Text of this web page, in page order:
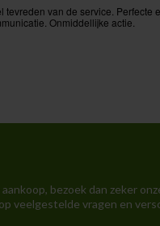
tevreden van de service. Perfecte
Onmiddellijke actie.
bezoek dan zeker
veelgestelde vragen en